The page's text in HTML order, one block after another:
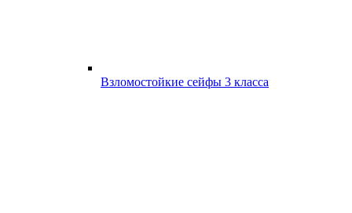
Взломостойкие сейфы 3 класса